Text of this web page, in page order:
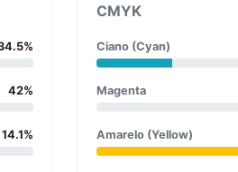
42%
14.1%
CMYK
Ciano (Cyan)
Magenta
Amarelo (Yellow)